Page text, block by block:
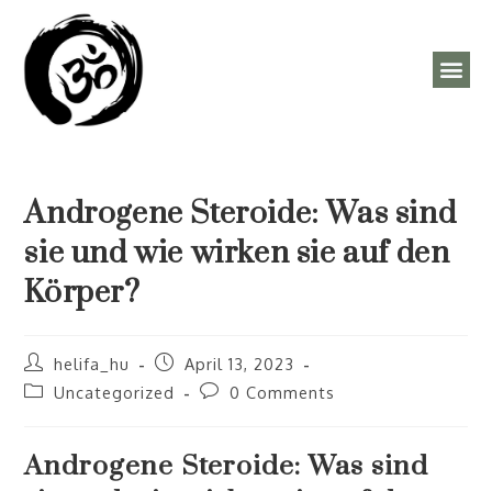
Androgene Steroide: Was sind
sie und wie wirken sie auf den
Körper?
helifa_hu
April 13, 2023
Uncategorized
0 Comments
Androgene Steroide: Was sind